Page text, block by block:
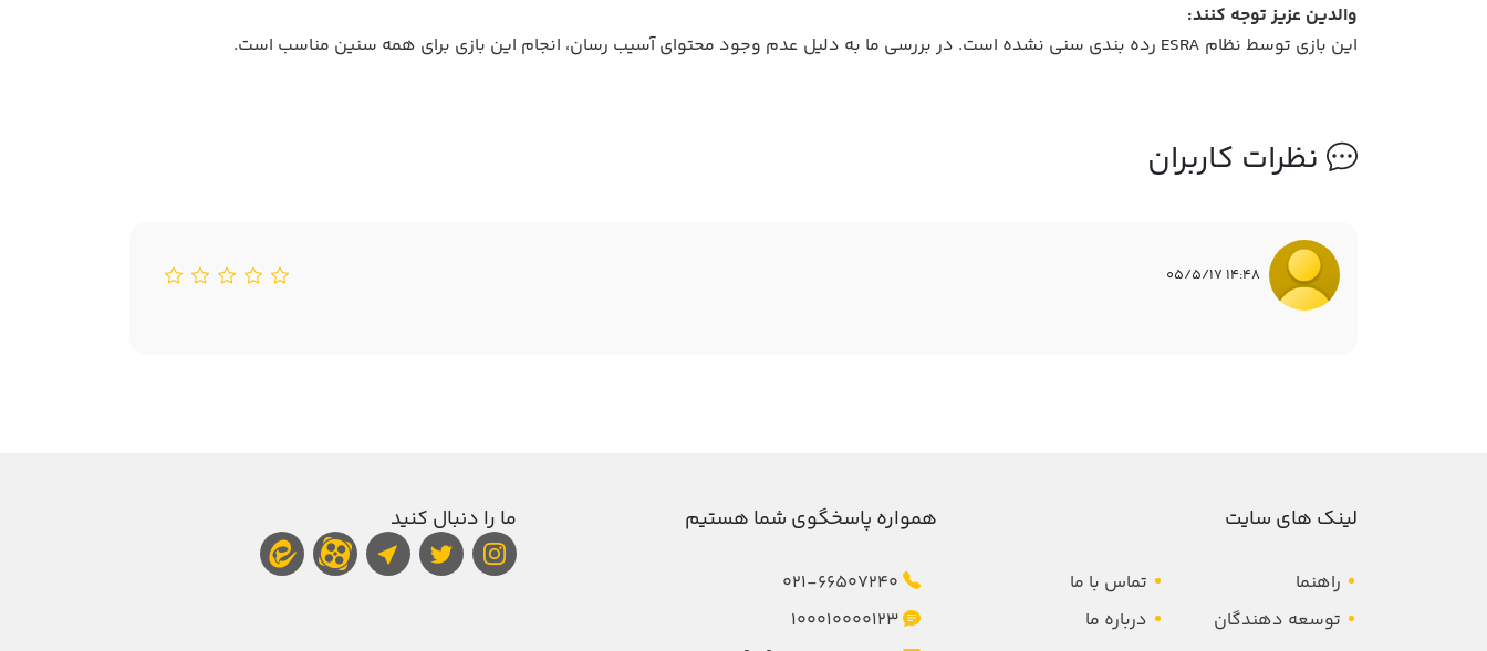
والدین عزیز توجه کنند:
این بازی توسط نظام ESRA رده بندی سنی نشده است. در بررسی ما به دلیل عدم وجود محتوای آسیب رسان، انجام این بازی برای همه سنین مناسب است.
نظرات کاربران
14:48 05/5/17
لینک های سایت
راهنما
توسعه دهندگان
تماس با ما
درباره ما
همواره پاسخگوی شما هستیم ما را دنبال کنید